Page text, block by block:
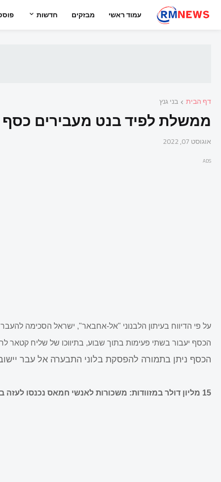
עמוד ראשי מבזקים חדשות
דף הבית בני גנץ
ממשלת לפיד בנט מעבירים
אוגוסט 07, 2022
ADS
על פי הדיווח בעיתון הלבנוני "אל-אחבאר", ישראל הסכימה להעברת 50 מיליון דולר מקטאר לארגון הטרור
הכסף יעבור בשתי פעימות בתוך שבוע, בתיווכו של שליח קטאר
הכסף ניתן בתמורה להפסקת בלוני התבערה אל עבר
15 מליון דולר במזוודות: משכורות לאנשי חמאס נכנסו לעזה בחסות בנט, לפיד, גנץ.